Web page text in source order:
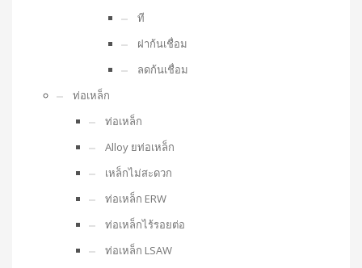
ที
ฝาก้นเชื่อม
ลดก้นเชื่อม
ท่อเหล็ก
ท่อเหล็ก
Alloy ยท่อเหล็ก
เหล็กไม่สะดวก
ท่อเหล็ก ERW
ท่อเหล็กไร้รอยต่อ
ท่อเหล็ก LSAW